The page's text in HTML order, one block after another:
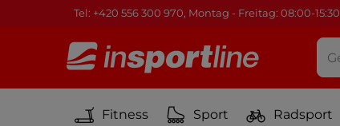
Tel: +420 556 300 970, Montag - Freitag: 08:00-15:30
Fitness Sport Radsport